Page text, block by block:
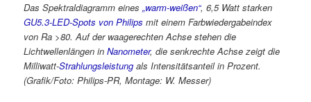
Das Spektraldiagramm eines„warm-weißen“, 6,5 Watt starken
GU5.3-LED-Spots von Philips mit einem Farbwiedergabeindex
von Ra >80. Auf der waagerechten Achse stehen die
Lichtwellenlängen inNanometer, die senkrechte Achse zeigt die
Milliwatt-Strahlungsleistung alsIntensitätsanteil in Prozent.
(Grafik/Foto: Philips-PR, Montage: W. Messer)